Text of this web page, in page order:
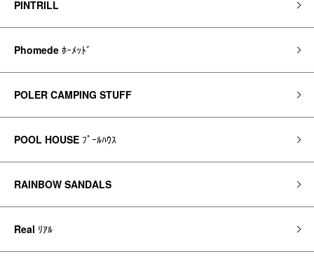
PINTRILL
Phomede ﾎｰﾒｯﾄﾞ
POLER CAMPING STUFF
POOL HOUSE ﾌﾟｰﾙﾊｳｽ
RAINBOW SANDALS
Real ﾘｱﾙ